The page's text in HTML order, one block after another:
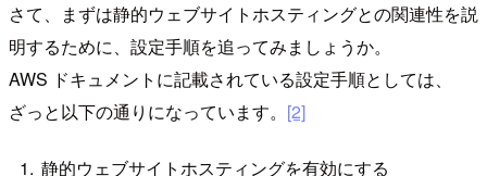
さて、まずは静的ウェブサイトホスティングとの関連性を説
明するために、設定手順を追ってみましょうか。
AWS ドキュメントに記載されている設定手順としては、
ざっと以下の通りになっています。 [2]
静的ウェブサイトホスティングを有効にする